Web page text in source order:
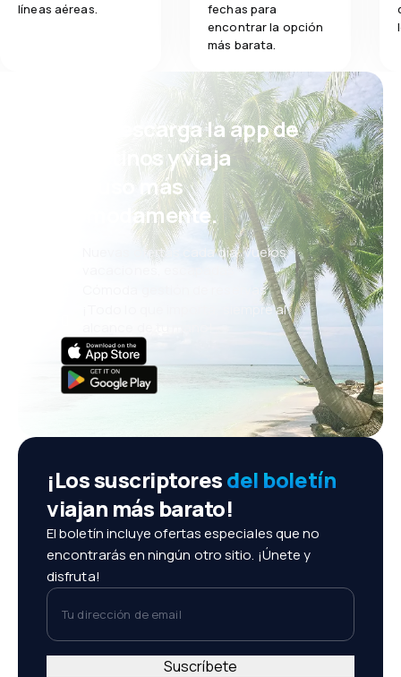
Comidas 2.0
líneas aéreas.
fechas para
encontrar la opción
más barata.
¡Eh! Descarga la app de
eDestinos y viaja
incluso más
cómodamente.
Nuevas ofertas cada día: vuelos,
vacaciones, escapadas
Cómoda gestión de reservas
¡Todo lo que importa, siempre al
¡Los suscriptoresdel boletín
viajan más barato!
El boletín incluye ofertas especiales que no
encontrarás en ningún otro sitio. ¡Únete y
disfruta!
Tu dirección de email
Suscríbete